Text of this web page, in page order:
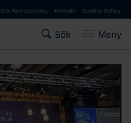
Gå till huvudinnehåll
Om Nextconomy Kontakt Cookie Policy
Sök Meny